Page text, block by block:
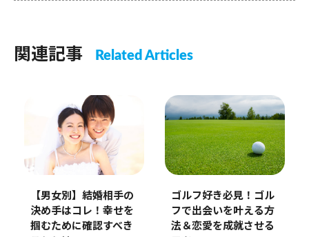
関連記事 Related Articles
【男女別】結婚相手の
決め手はコレ！幸せを
掴むために確認すべき
ゴルフ好き必見！ゴル
フで出会いを叶える方
法＆恋愛を成就させる